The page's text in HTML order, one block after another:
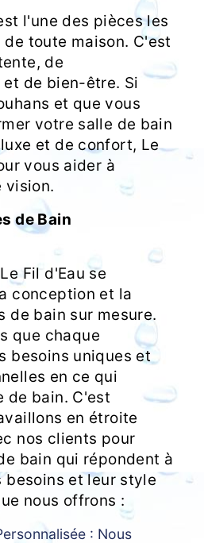
l'une des pièces les
toute maison. C'est
de
de bien-être. Si
et que vous
votre salle de bain
et de confort, Le
vous aider à
vision.
de Bain
Fil d'Eau se
conception et la
de bain sur mesure.
que chaque
besoins uniques et
en ce qui
de bain. C'est
en étroite
nos clients pour
bain qui répondent à
besoins et leur style
nous offrons :
: Nous